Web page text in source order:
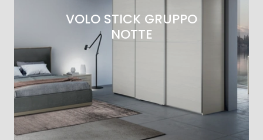
VOLO STICK GRUPPO
NOTTE